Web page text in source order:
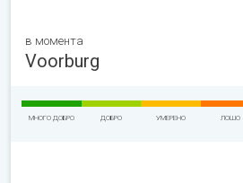
в момента
Voorburg
МНОГО ДОБРО ДОБРО УМЕРЕНО ЛОШО